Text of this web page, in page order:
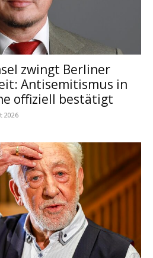
zwingt Berliner
Antisemitismus in
offiziell bestätigt
2026